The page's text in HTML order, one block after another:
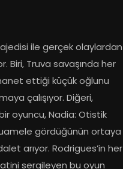
ile gerçek olaylardan
Biri, Truva savaşında her
ettiği küçük oğlunu
çalışıyor. Diğeri,
oyuncu, Nadia: Otistik
gördüğünün ortaya
arıyor. Rodrigues’in her
sergileyen bu oyun